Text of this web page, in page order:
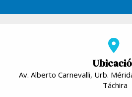
Av. Alberto Carnevalli, Urb.
Táchira